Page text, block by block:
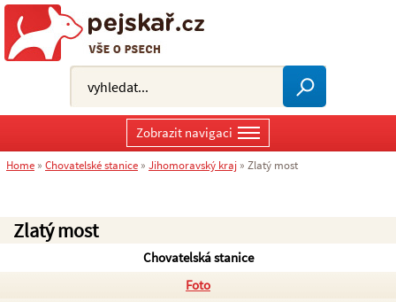
Zlatý most
Chovatelská stanice
Foto
Zobrazit navigaci
Home » Chovatelské stanice » Jihomoravský kraj » Zlatý most